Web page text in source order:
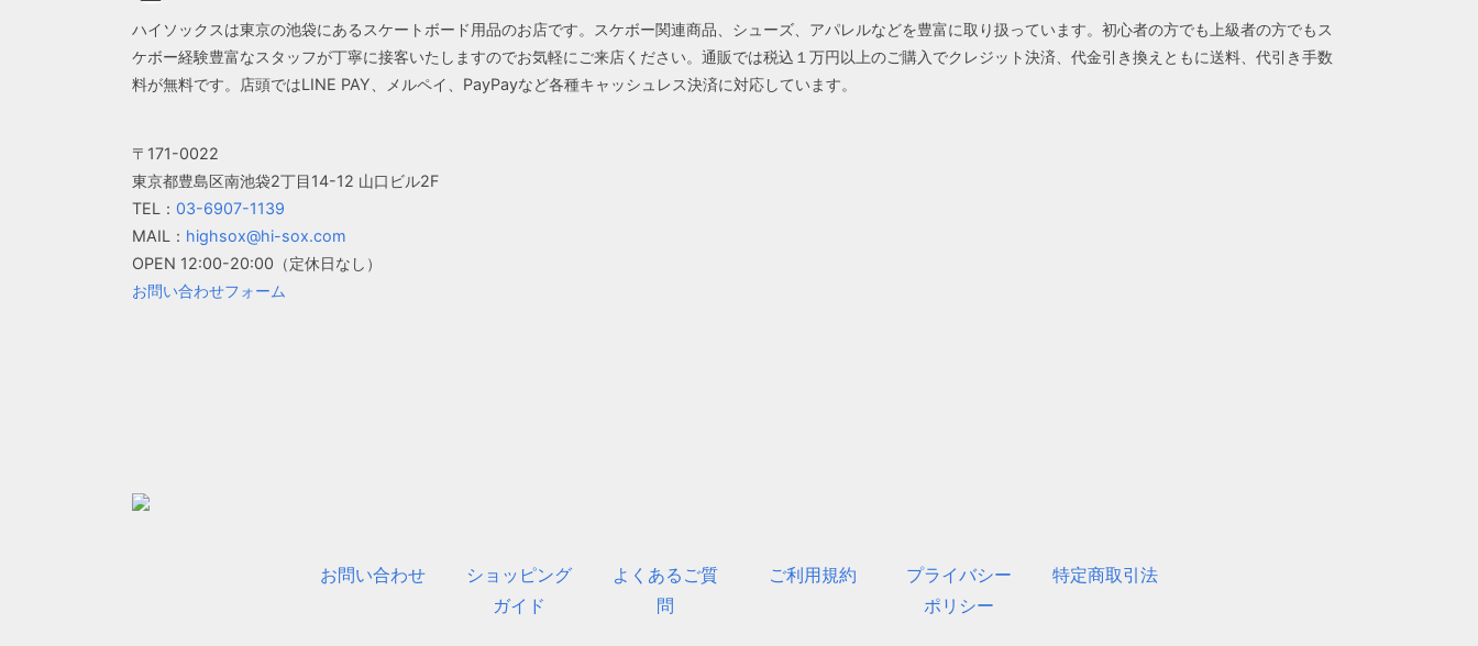
ハイソックスは東京の池袋にあるスケートボード用品のお店です。スケボー関連商品、シューズ、アパレルなどを豊富に取り扱っています。初心者の方でも上級者の方でもス
ケボー経験豊富なスタッフが丁寧に接客いたしますのでお気軽にご来店ください。通販では税込１万円以上のご購入でクレジット決済、代金引き換えともに送料、代引き手数
料が無料です。店頭ではLINE PAY、メルペイ、PayPayなど各種キャッシュレス決済に対応しています。
〒171-0022
東京都豊島区南池袋2丁目14-12 山口ビル2F
TEL： 03-6907-1139
MAIL： highsox@hi-sox.com
OPEN 12:00-20:00（定休日なし）
お問い合わせフォーム
お問い合わせ
ショッピング
ガイド
よくあるご質
問
ご利用規約
プライバシー
ポリシー
特定商取引法